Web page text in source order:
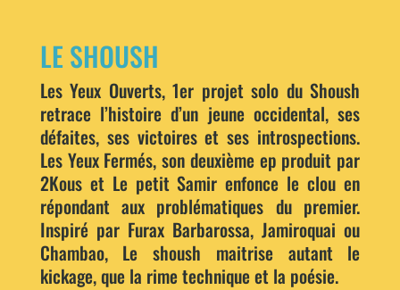
LE SHOUSH
Les Yeux Ouverts, 1er projet solo du Shoush
retrace l’histoire d’un jeune occidental, ses
défaites, ses victoires et ses introspections.
Les Yeux Fermés, son deuxième ep produit par
2Kous et Le petit Samir enfonce le clou en
répondant aux problématiques du premier.
Inspiré par Furax Barbarossa, Jamiroquai ou
Chambao, Le shoush maitrise autant le
kickage, que la rime technique et la poésie.